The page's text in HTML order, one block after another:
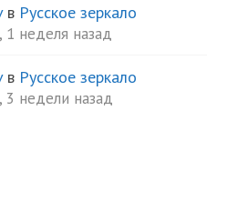
в Русское зеркало
1 неделя назад
в Русское зеркало
3 недели назад